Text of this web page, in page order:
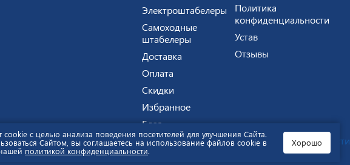
cookie с целью анализа поведения посетителей для улучшения Сайта.
Сайтом, вы соглашаетесь на использование файлов cookie в
политикой конфиденциальности.
Хорошо
Электроштабелеры
Самоходные
штабелеры
Доставка
Оплата
Скидки
Избранное
Блог
Политика
конфиденциальности
Устав
Отзывы
характер и не является публичной офертой.Политика конфиденциальности